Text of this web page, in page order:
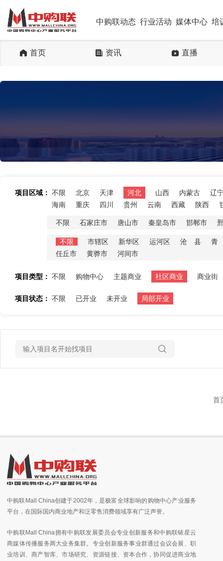
中购联动态 行业活动 媒体中心 培
首页 资讯 直播
项目区域： 不限 北京 天津 河北 山西 内蒙古
辽
海南
重庆 四川 贵州 云南 西藏 陕西
不限 石家庄市 唐山市 秦皇岛市 邯郸市
不限 市辖区 新华区 运河区 沧 县
青
任丘市
黄骅市 河间市
项目类型： 不限 购物中心 主题商业 社区商业 商业街
项目状态： 不限 已开业 未开业 局部开业
首
中购联Mall China创建于2002年，是极富全球影响的购物中心产业服务
平台，在国际国内商业地产和泛零售消费领域享有广泛声誉。
中购联Mall China拥有中购联发展委员会专业创新服务和中购联铱星云
商媒体传播服务两大业务集群。专业创新服务事业群通过会议会展、职
业培训、商产智库、市场研究、资源链接、资本合作，协同促进商业地